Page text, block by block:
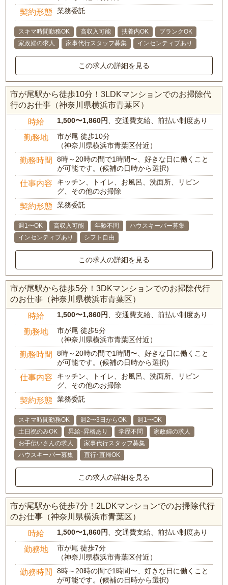
契約形態 業務委託
スキマ時間勤務OK 高収入可能 扶養内OK
ブランクOK
家政婦の求人
家事代行スタッフ募集 インセンティブあり
この求人の詳細を見る
市が尾駅から徒歩10分！3LDKマンションでのお掃除代
行のお仕事（神奈川県横浜市青葉区）
時給 1,500〜1,860円、交通費支給、前払い制度あり
勤務地
市が尾 徒歩10分
（神奈川県横浜市青葉区付近）
勤務時間
8時～20時の間で1時間〜、好きな日に働くこと
が可能です。(候補の日時から選択)
仕事内容
キッチン、トイレ、お風呂、洗面所、リビン
グ、その他のお掃除
契約形態 業務委託
週1〜OK 高収入可能 年齢不問
ハウスキーパー募集
インセンティブあり
シフト自由
この求人の詳細を見る
市が尾駅から徒歩5分！3DKマンションでのお掃除代行
のお仕事（神奈川県横浜市青葉区）
時給 1,500〜1,860円、交通費支給、前払い制度あり
勤務地
市が尾 徒歩5分
（神奈川県横浜市青葉区付近）
勤務時間
8時～20時の間で1時間〜、好きな日に働くこと
が可能です。(候補の日時から選択)
仕事内容
キッチン、トイレ、お風呂、洗面所、リビン
グ、その他のお掃除
契約形態 業務委託
スキマ時間勤務OK 週2〜3日からOK
週1〜OK
土日祝のみOK
昇給･昇格あり 学歴不問
家政婦の求人
お手伝いさんの求人
家事代行スタッフ募集
ハウスキーパー募集
直行･直帰OK
この求人の詳細を見る
市が尾駅から徒歩7分！2LDKマンションでのお掃除代行
のお仕事（神奈川県横浜市青葉区）
時給 1,500〜1,860円、交通費支給、前払い制度あり
勤務地
市が尾 徒歩7分
（神奈川県横浜市青葉区付近）
勤務時間
8時～20時の間で1時間〜、好きな日に働くこと
が可能です。(候補の日時から選択)